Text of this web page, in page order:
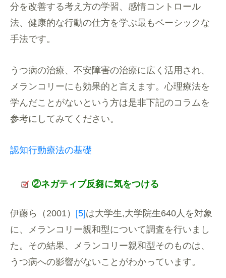
分を改善する考え方の学習、感情コントロール
法、健康的な行動の仕方を学ぶ最もベーシックな
手法です。
うつ病の治療、不安障害の治療に広く活用され、
メランコリーにも効果的と言えます。心理療法を
学んだことがないという方は是非下記のコラムを
参考にしてみてください。
認知行動療法の基礎
②ネガティブ反芻に気をつける
伊藤ら（2001） [5]は大学生,大学院生640人を対象
に、
メランコリー親和型について調査を行いまし
た。その結果、
メランコリー親和型そのものは、
うつ病への影響がないことがわかっています。